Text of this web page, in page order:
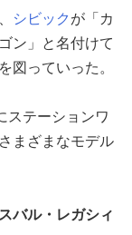
シビック が「カ
ン」と名付けて
図っていった。
ステーションワ
まざまなモデル
バル・レガシィ